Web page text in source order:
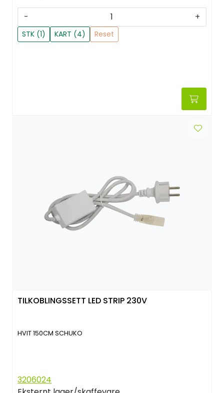
- +
STK (1) KART (4) Reset
TILKOBLINGSSETT LED STRIP 230V
HVIT 150CM SCHUKO
3206024